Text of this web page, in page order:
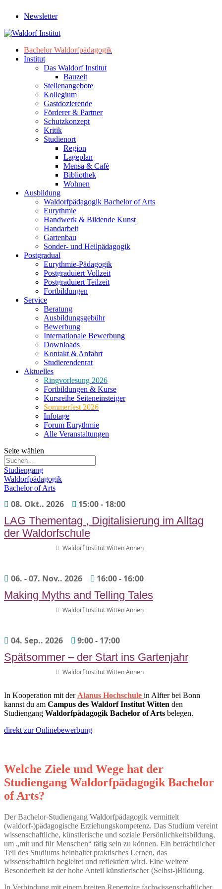
Newsletter
Bachelor Waldorfpädagogik
Institut
Das Waldorf Institut
Bauzeit
Stellenangebote
Kollegium
Gastdozierende
Förderer & Partner
Schutzkonzept
Kritik
Studienort
Region
Lageplan
Mensa & Café
Bibliothek
Wohnen
Ausbildung
Waldorfpädagogik Bachelor of Arts
Eurythmie
Handwerk & Bildende Kunst
Handarbeit
Gartenbau
Sonder- und Heilpädagogik
Postgradual
Eurythmie-Pädagogik
Postgraduiert Vollzeit
Postgraduiert Teilzeit
Fortbildungen
Service
Beratung
Ausbildungsgebühr
Bewerbung
Internationale Bewerbung
Downloads
Kontakt & Anfahrt
Studierendenrat
Aktuelles
Ringvorlesung 2026
Fortbildungen & Kurse
Kursreihe Seiteneinsteiger
Sommerfest 2026
Infotage
Forum Eurythmie
Alle Veranstaltungen
Seite wählen
Studiengang
Waldorfpädagogik
Bachelor of Arts
08. Okt.. 2026 15:00- 18:00
LAG Thementag , Digitalisierung im Alltag
der Waldorfschule
Waldorf Institut Witten Annen
06. - 07. Nov.. 2026 16:00- 16:00
Making Myths and Telling Tales
Waldorf Institut Witten Annen
04. Sep.. 2026 9:00- 17:00
Spätsommer – der Start ins Gartenjahr
Waldorf Institut Witten Annen
In Kooperation mit der Alanus Hochschule in Alfter bei Bonn
kannst du am Campus des Waldorf Institut Witten den
Studiengang Waldorfpädagogik Bachelor of Arts belegen.
direkt zur Onlinebewerbung
Welche Ziele und Wege hat der
Studiengang Waldorfpädagogik Bachelor
of Arts?
Der Bachelor-Studiengang Waldorfpädagogik vermittelt
(waldorf-)pädagogische Erziehungskompetenz. Das Studium vereint
wissenschaftliche, künstlerische und soziale Persönlichkeitsbildung,
um „mit und für Menschen“ tätig sein zu können. Ein beträchtlicher
Teil des Studiums beinhaltet praktisches Lernen, das
wissenschaftlich begleitet und reflektiert wird. Eine weitere
Besonderheit ist der hohe Anteil künstlerischer (Selbst-)Bildung.
In Verbindung mit einem breiten Repertoire fachwissenschaftlicher